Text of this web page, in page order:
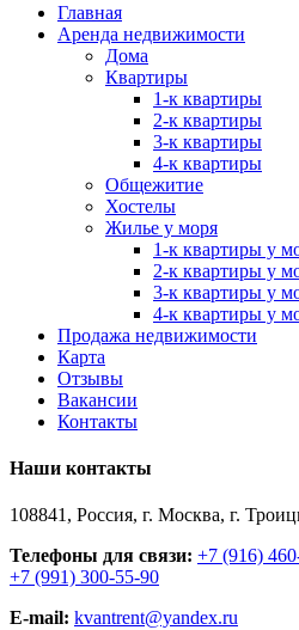
Главная
Аренда недвижимости
Дома
Квартиры
1-к квартиры
2-к квартиры
3-к квартиры
4-к квартиры
Общежитие
Хостелы
Жилье у моря
1-к квартиры у
2-к квартиры у
3-к квартиры у
4-к квартиры у
Продажа недвижимости
Карта
Отзывы
Вакансии
Контакты
Наши контакты
108841, Россия, г. Москва, г.
Телефоны для связи: +7 (916)
+7 (991) 300-55-90
E-mail: kvantrent@yandex.ru